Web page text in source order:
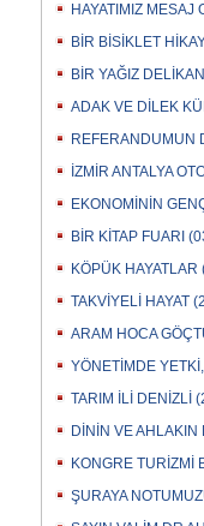
HAYATIMIZ MESAJ
BİR BİSİKLET
BİR YAĞIZ
ADAK VE DİLEK
REFERANDUMUN
İZMİR ANTALYA
EKONOMİNİN
BİR KİTAP FUARI
KÖPÜK
TAKVİYELİ HAYAT
ARAM HOCA
YÖNETİMDE
TARIM İLİ DENİZLİ
DİNİN VE
KONGRE TURİZMİ
ŞURAYA